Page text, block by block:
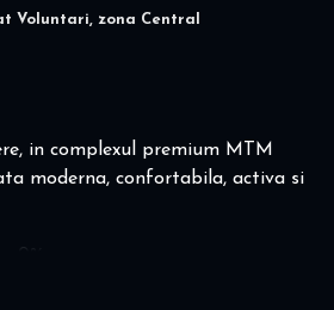
Voluntari, zona Central
in complexul premium MTM
moderna, confortabila, activa si